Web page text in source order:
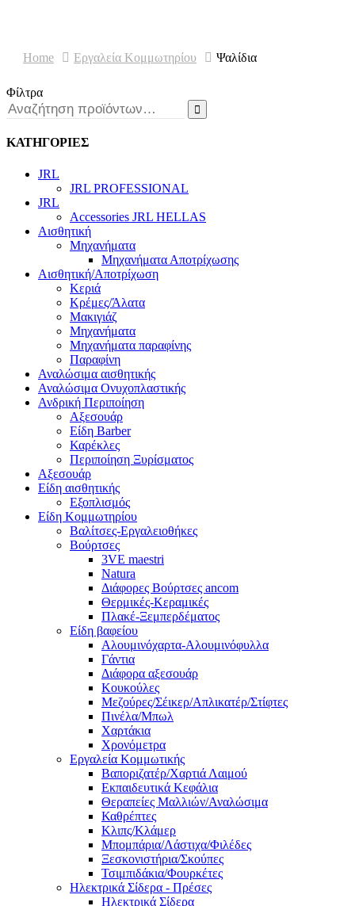
Home Εργαλεία Κομμωτηρίου Ψαλίδια
Φίλτρα

ΚΑΤΗΓΟΡΙΕΣ
JRL
JRL PROFESSIONAL
JRL
Accessories JRL HELLAS
Αισθητική
Μηχανήματα
Μηχανήματα Αποτρίχωσης
Αισθητική/Αποτρίχωση
Κεριά
Κρέμες/Άλατα
Μακιγιάζ
Μηχανήματα
Μηχανήματα παραφίνης
Παραφίνη
Αναλώσιμα αισθητικής
Αναλώσιμα Ονυχοπλαστικής
Ανδρική Περιποίηση
Αξεσουάρ
Είδη Barber
Καρέκλες
Περιποίηση Ξυρίσματος
Αξεσουάρ
Είδη αισθητικής
Εξοπλισμός
Είδη Κομμωτηρίου
Βαλίτσες-Εργαλειοθήκες
Βούρτσες
3VE maestri
Natura
Διάφορες Βούρτσες ancom
Θερμικές-Κεραμικές
Πλακέ-Ξεμπερδέματος
Είδη βαφείου
Αλουμινόχαρτα-Αλουμινόφυλλα
Γάντια
Διάφορα αξεσουάρ
Κουκούλες
Μεζούρες/Σέικερ/Απλικατέρ/Στίφτες
Πινέλα/Μπωλ
Χαρτάκια
Χρονόμετρα
Εργαλεία Κομμωτικής
Βαποριζατέρ/Χαρτιά Λαιμού
Εκπαιδευτικά Κεφάλια
Θεραπείες Μαλλιών/Αναλώσιμα
Καθρέπτες
Κλιπς/Κλάμερ
Μπομπάρια/Λάστιχα/Φιλέδες
Ξεσκονιστήρια/Σκούπες
Τσιμπιδάκια/Φουρκέτες
Ηλεκτρικά Σίδερα - Πρέσες
Ηλεκτρικά Σίδερα